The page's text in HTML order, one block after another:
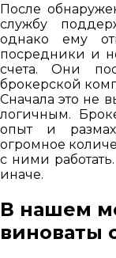
После
службу
однако ему
посредники и
счета. Они
брокерской
Сначала это не
логичным.
опыт и
огромное
с ними
иначе.
В нашем
виноваты